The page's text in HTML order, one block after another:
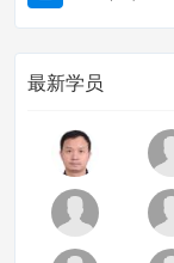
最新学员